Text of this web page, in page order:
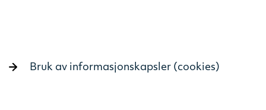
Bruk av informasjonskapsler (cookies)